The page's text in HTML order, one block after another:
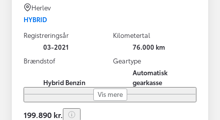
Herlev
HYBRID
Registreringsår
03-2021
Kilometertal
76.000 km
Brændstof
Hybrid Benzin
Geartype
Automatisk
gearkasse
Vis mere
199.890 kr.